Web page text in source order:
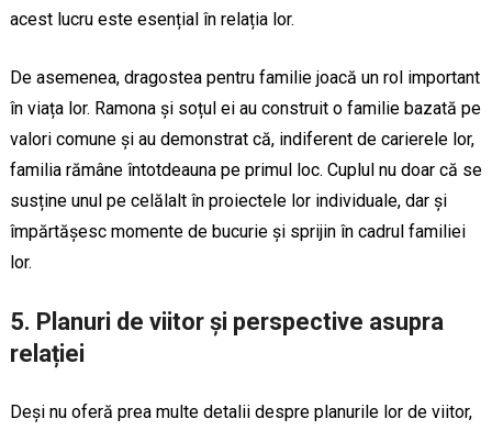
acest lucru este esențial în relația lor.
De asemenea, dragostea pentru familie joacă un rol important
în viața lor. Ramona și soțul ei au construit o familie bazată pe
valori comune și au demonstrat că, indiferent de carierele lor,
familia rămâne întotdeauna pe primul loc. Cuplul nu doar că se
susține unul pe celălalt în proiectele lor individuale, dar și
împărtășesc momente de bucurie și sprijin în cadrul familiei
lor.
5. Planuri de viitor și perspective asupra
relației
Deși nu oferă prea multe detalii despre planurile lor de viitor,